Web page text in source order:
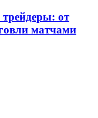
от
матчами